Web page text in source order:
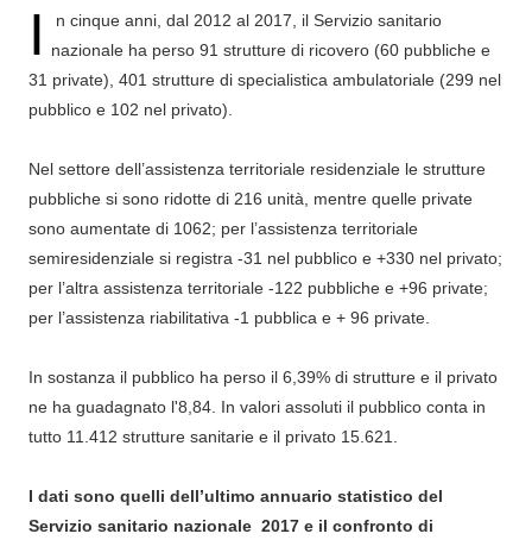
I
n cinque anni, dal 2012 al 2017, il Servizio sanitario
nazionale ha perso 91 strutture di ricovero (60 pubbliche e
31 private), 401 strutture di specialistica ambulatoriale (299 nel
pubblico e 102 nel privato).
Nel settore dell’assistenza territoriale residenziale le strutture
pubbliche si sono ridotte di 216 unità, mentre quelle private
sono aumentate di 1062; per l’assistenza territoriale
semiresidenziale si registra -31 nel pubblico e +330 nel privato;
per l’altra assistenza territoriale -122 pubbliche e +96 private;
per l’assistenza riabilitativa -1 pubblica e + 96 private.
In sostanza il pubblico ha perso il 6,39% di strutture e il privato
ne ha guadagnato l'8,84. In valori assoluti il pubblico conta in
tutto 11.412 strutture sanitarie e il privato 15.621.
I dati sono quelli dell’ultimo annuario statistico del
Servizio sanitario nazionale 2017 e il confronto di